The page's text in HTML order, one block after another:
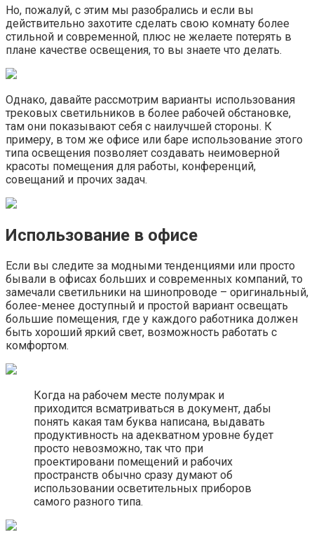
Но, пожалуй, с этим мы разобрались и если вы
действительно захотите сделать свою комнату более
стильной и современной, плюс не желаете потерять в
плане качестве освещения, то вы знаете что делать.
Однако, давайте рассмотрим варианты использования
трековых светильников в более рабочей обстановке,
там они показывают себя с наилучшей стороны. К
примеру, в том же офисе или баре использование этого
типа освещения позволяет создавать неимоверной
красоты помещения для работы, конференций,
совещаний и прочих задач.
Использование в офисе
Если вы следите за модными тенденциями или просто
бывали в офисах больших и современных компаний, то
замечали светильники на шинопроводе – оригинальный,
более-менее доступный и простой вариант освещать
большие помещения, где у каждого работника должен
быть хороший яркий свет, возможность работать с
комфортом.
Когда на рабочем месте полумрак и
приходится всматриваться в документ, дабы
понять какая там буква написана, выдавать
продуктивность на адекватном уровне будет
просто невозможно, так что при
проектировани помещений и рабочих
пространств обычно сразу думают об
использовании осветительных приборов
самого разного типа.